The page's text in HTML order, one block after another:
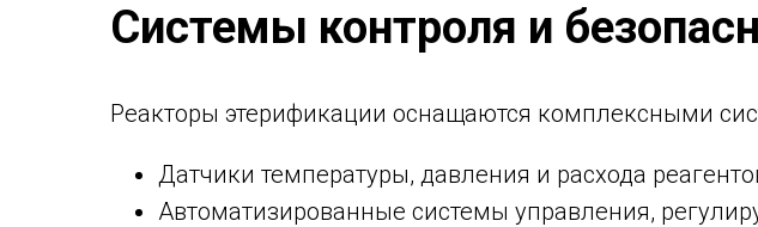
Системы контроля и
Реакторы этерификации оснащаются комплексными
Датчики температуры, давления и расхода
Автоматизированные системы управления,